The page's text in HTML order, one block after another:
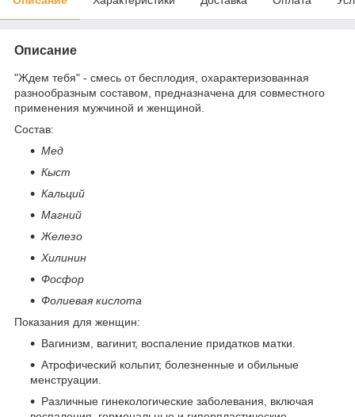
Описание
"Ждем тебя" - смесь от бесплодия, охарактеризованная
разнообразным составом, предназначена для совместного
применения мужчиной и женщиной.
Состав:
Мед
Кыст
Кальций
Магний
Железо
Хилинин
Фосфор
Фолиевая кислота
Показания для женщин:
Вагинизм, вагинит, воспаление придатков матки.
Атрофический кольпит, болезненные и обильные
менструации.
Различные гинекологические заболевания, включая